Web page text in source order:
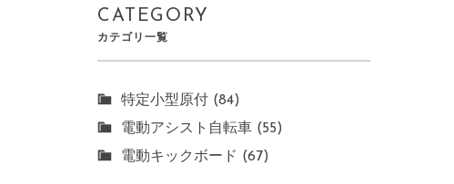
CATEGORY
カテゴリ一覧
特定小型原付 (84)
電動アシスト自転車 (55)
電動キックボード (67)